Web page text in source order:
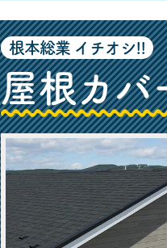
根本総業 イチオシ!!
屋根カバ